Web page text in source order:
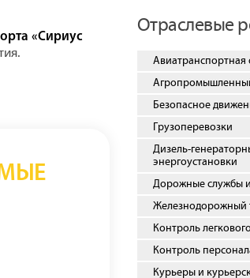
«Сириус
Отраслевые
Авиатранспортная
Безопасное
Грузоперевозки
Дизель-
энергоустановки
Дорожные службы
Железнодорожный
Контроль
Контроль
Курьеры и